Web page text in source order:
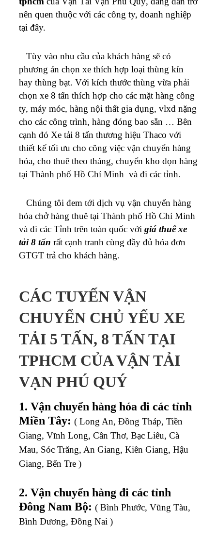
nên quen thuộc với các công ty, doanh nghiệp
tại đây.
Tùy vào nhu cầu của khách hàng sẽ có
phương án chọn xe thích hợp loại thùng kín
hay thùng bạt. Với kích thước thùng vừa phải
chọn xe 8 tấn thích hợp cho các mặt hàng công
ty, máy móc, hàng nội thất gia dụng, vlxd nặng
cho các công trình, hàng đóng bao sẵn … Bên
cạnh đó Xe tải 8 tấn thương hiệu Thaco với
thiết kế tối ưu cho công việc vận chuyển hàng
hóa, cho thuê theo tháng, chuyển kho dọn hàng
tại Thành phố Hồ Chí Minh và đi các tỉnh.
Chúng tôi đem tới dịch vụ vận chuyển hàng
hóa chở hàng thuê tại Thành phố Hồ Chí Minh
và đi các Tỉnh trên toàn quốc với giá thuê xe
tải 8 tấn rất cạnh tranh cùng đầy đủ hóa đơn
GTGT trả cho khách hàng.
CÁC TUYẾN VẬN
CHUYỂN CHỦ YẾU XE
TẢI 5 TẤN, 8 TẤN TẠI
TPHCM CỦA VẬN TẢI
VẠN PHÚ QUÝ
1. Vận chuyển hàng hóa đi các tỉnh
Miền Tây: ( Long An, Đồng Tháp, Tiền
Giang, Vĩnh Long, Cần Thơ, Bạc Liêu, Cà
Mau, Sóc Trăng, An Giang, Kiên Giang, Hậu
Giang, Bến Tre )
2. Vận chuyển hàng đi các tỉnh
Đông Nam Bộ: ( Bình Phước, Vũng Tàu,
Bình Dương, Đồng Nai )